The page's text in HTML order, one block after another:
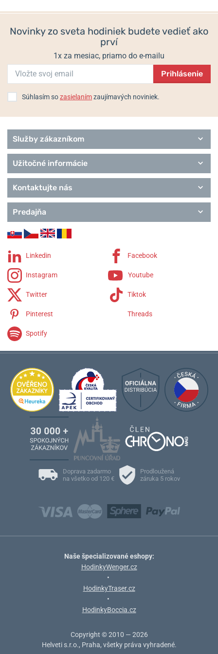
Sport
790 € 440 €
Novinky zo sveta hodiniek budete vedieť ako
prví
1x za mesiac, priamo do e-mailu
Prihlásenie
Súhlasím sozasielanímzaujímavých noviniek.
Služby zákazníkom
Užitočné informácie
Kontaktujte nás
Predajňa
Linkedin Facebook
Instagram Youtube
Twitter Tiktok
Pinterest Threads
Spotify
Doprava zadarmo
na všetko od 120 €
Prodloužená
záruka 5 rokov
Naše špecializované eshopy:
HodinkyWenger.cz
•
HodinkyTraser.cz
•
HodinkyBoccia.cz
Copyright © 2010 — 2026
Helveti s.r.o., Praha, všetky práva vyhradené.